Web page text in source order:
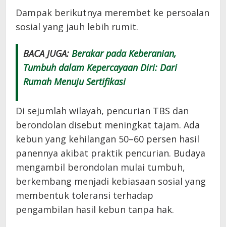
Dampak berikutnya merembet ke persoalan
sosial yang jauh lebih rumit.
BACA JUGA: Berakar pada Keberanian,
Tumbuh dalam Kepercayaan Diri: Dari
Rumah Menuju Sertifikasi
Di sejumlah wilayah, pencurian TBS dan
berondolan disebut meningkat tajam. Ada
kebun yang kehilangan 50–60 persen hasil
panennya akibat praktik pencurian. Budaya
mengambil berondolan mulai tumbuh,
berkembang menjadi kebiasaan sosial yang
membentuk toleransi terhadap
pengambilan hasil kebun tanpa hak.